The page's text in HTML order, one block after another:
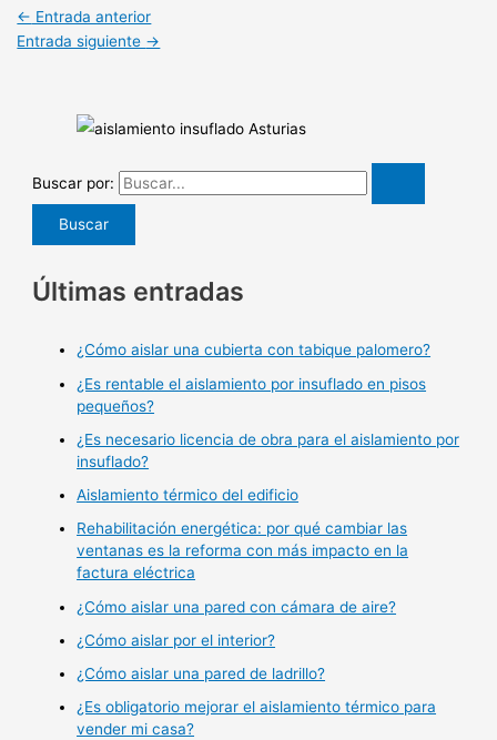
← Entrada anterior
Entrada siguiente →
Buscar por:
Últimas entradas
¿Cómo aislar una cubierta con tabique palomero?
¿Es rentable el aislamiento por insuflado en pisos
pequeños?
¿Es necesario licencia de obra para el aislamiento por
insuflado?
Aislamiento térmico del edificio
Rehabilitación energética: por qué cambiar las
ventanas es la reforma con más impacto en la
factura eléctrica
¿Cómo aislar una pared con cámara de aire?
¿Cómo aislar por el interior?
¿Cómo aislar una pared de ladrillo?
¿Es obligatorio mejorar el aislamiento térmico para
vender mi casa?